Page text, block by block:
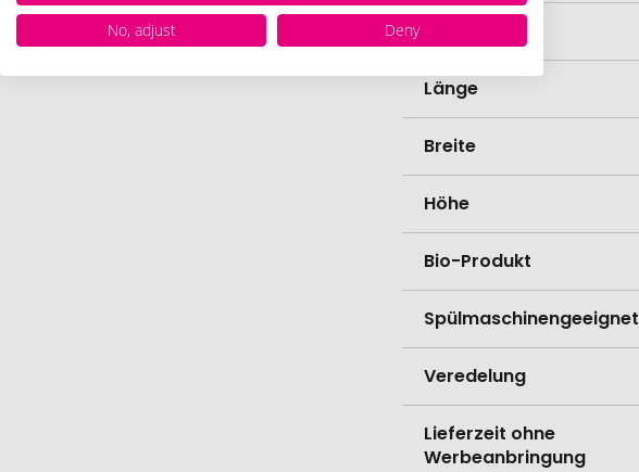
Länge
Breite
Höhe
Bio-Produkt
Spülmaschinengeeignet
Veredelung
Lieferzeit ohne
Werbeanbringung
No, adjust
Deny